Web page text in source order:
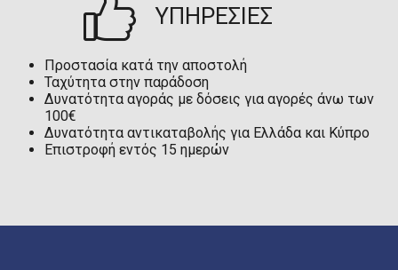
ΥΠΗΡΕΣΙΕΣ
Προστασία κατά την αποστολή
Ταχύτητα στην παράδοση
Δυνατότητα αγοράς με δόσεις για αγορές άνω των
100€
Δυνατότητα αντικαταβολής για Ελλάδα και Κύπρο
Επιστροφή εντός 15 ημερών